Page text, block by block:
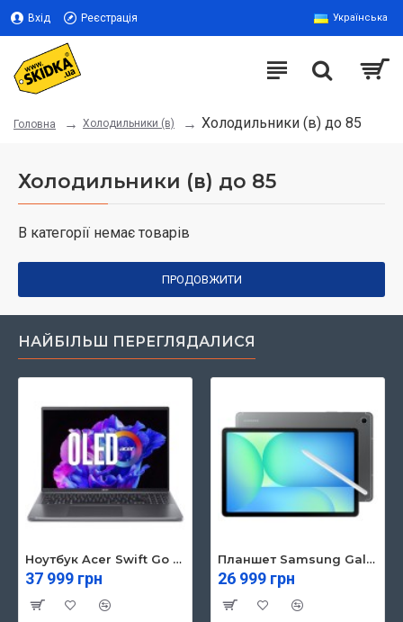
Вхід Реєстрація Українська
Головна Холодильники (в) Холодильники (в) до 85
Холодильники (в) до 85
В категорії немає товарів
ПРОДОВЖИТИ
НАЙБІЛЬШ ПЕРЕГЛЯДАЛИСЯ
Ноутбук Acer Swift Go 16 SFG16-71 (NX.KVZEU.003)
37 999 грн
Планшет Samsung Galaxy Tab S10 FE 5G 8/128GB Gray (SM-X526BZAREUC)
26 999 грн